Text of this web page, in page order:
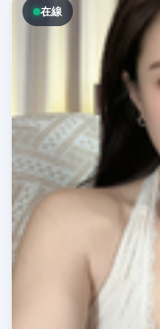
在線